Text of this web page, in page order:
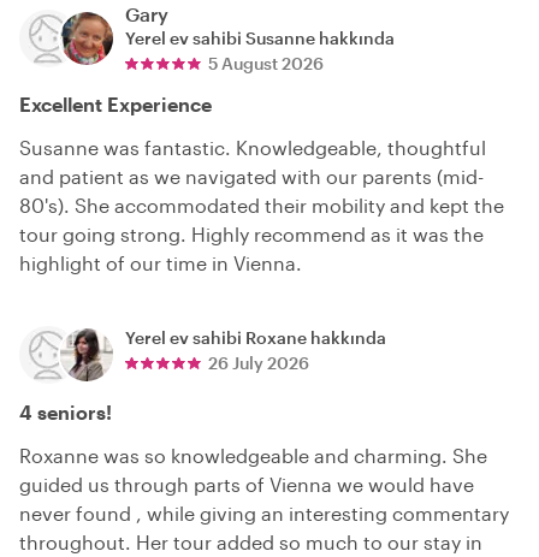
Gary
Yerel ev sahibi Susanne hakkında
5 August 2026
Excellent Experience
Susanne was fantastic. Knowledgeable, thoughtful
and patient as we navigated with our parents (mid-
80's). She accommodated their mobility and kept the
tour going strong. Highly recommend as it was the
highlight of our time in Vienna.
Yerel ev sahibi Roxane hakkında
26 July 2026
4 seniors!
Roxanne was so knowledgeable and charming. She
guided us through parts of Vienna we would have
never found , while giving an interesting commentary
throughout. Her tour added so much to our stay in